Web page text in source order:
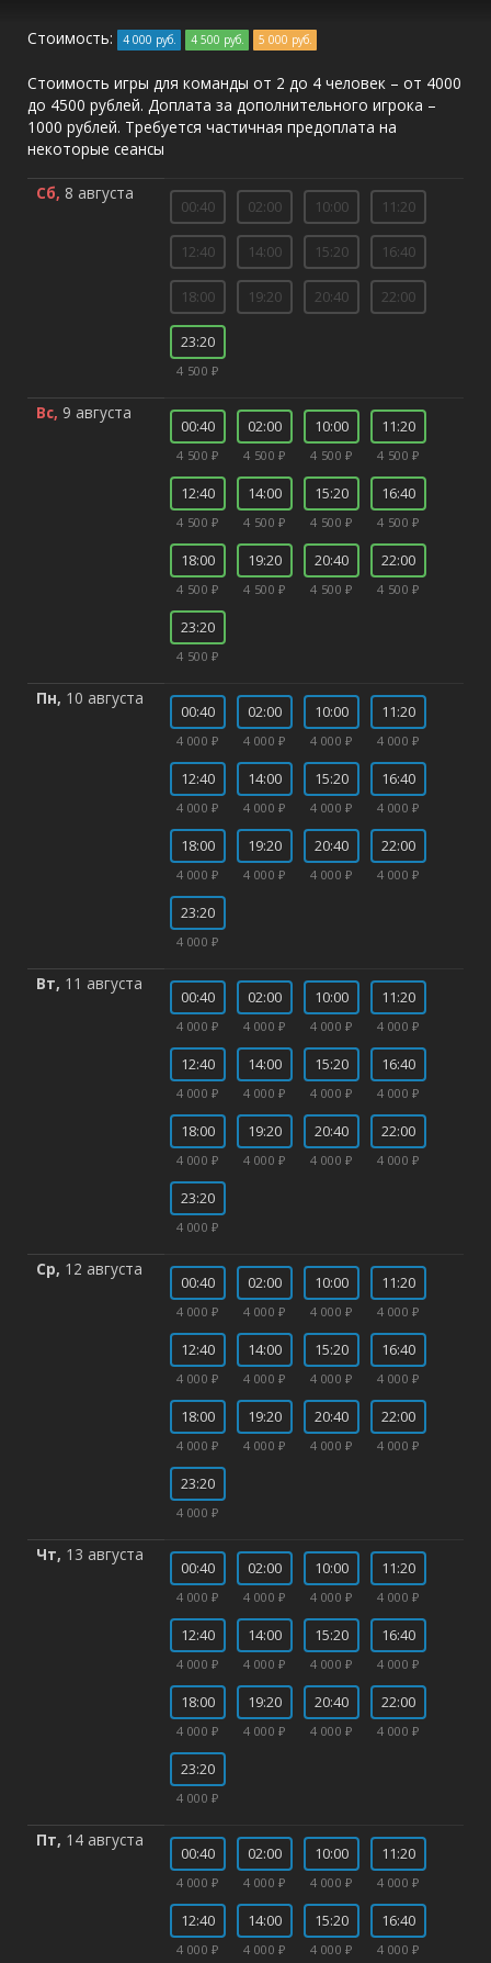
Стоимость: 4 000 руб. 4 500 руб. 5 000 руб.
Стоимость игры для команды от 2 до 4 человек – от 4000
до 4500 рублей. Доплата за дополнительного игрока –
1000 рублей. Требуется частичная предоплата на
некоторые сеансы
Сб, 8 августа
00:40 02:00 10:00 11:20
12:40 14:00 15:20 16:40
18:00 19:20 20:40 22:00
23:20
4 500 ₽
Вс, 9 августа
00:40
4 500 ₽
02:00
4 500 ₽
10:00
4 500 ₽
11:20
4 500 ₽
12:40
4 500 ₽
14:00
4 500 ₽
15:20
4 500 ₽
16:40
4 500 ₽
18:00
4 500 ₽
19:20
4 500 ₽
20:40
4 500 ₽
22:00
4 500 ₽
23:20
4 500 ₽
Пн, 10 августа
00:40
4 000 ₽
02:00
4 000 ₽
10:00
4 000 ₽
11:20
4 000 ₽
12:40
4 000 ₽
14:00
4 000 ₽
15:20
4 000 ₽
16:40
4 000 ₽
18:00
4 000 ₽
19:20
4 000 ₽
20:40
4 000 ₽
22:00
4 000 ₽
23:20
4 000 ₽
Вт, 11 августа
00:40
4 000 ₽
02:00
4 000 ₽
10:00
4 000 ₽
11:20
4 000 ₽
12:40
4 000 ₽
14:00
4 000 ₽
15:20
4 000 ₽
16:40
4 000 ₽
18:00
4 000 ₽
19:20
4 000 ₽
20:40
4 000 ₽
22:00
4 000 ₽
23:20
4 000 ₽
Ср, 12 августа
00:40
4 000 ₽
02:00
4 000 ₽
10:00
4 000 ₽
11:20
4 000 ₽
12:40
4 000 ₽
14:00
4 000 ₽
15:20
4 000 ₽
16:40
4 000 ₽
18:00
4 000 ₽
19:20
4 000 ₽
20:40
4 000 ₽
22:00
4 000 ₽
23:20
4 000 ₽
Чт, 13 августа
00:40
4 000 ₽
02:00
4 000 ₽
10:00
4 000 ₽
11:20
4 000 ₽
12:40
4 000 ₽
14:00
4 000 ₽
15:20
4 000 ₽
16:40
4 000 ₽
18:00
4 000 ₽
19:20
4 000 ₽
20:40
4 000 ₽
22:00
4 000 ₽
23:20
4 000 ₽
Пт, 14 августа
00:40
4 000 ₽
02:00
4 000 ₽
10:00
4 000 ₽
11:20
4 000 ₽
12:40
4 000 ₽
14:00
4 000 ₽
15:20
4 000 ₽
16:40
4 000 ₽